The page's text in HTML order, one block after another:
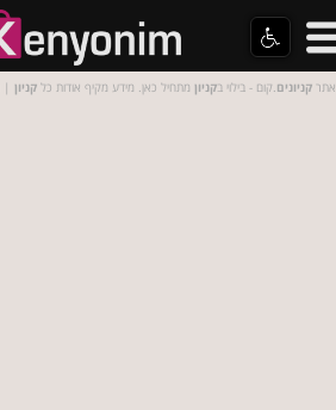
אתר קניונים.קום - בילוי בקניון מתחיל כאן. מידע מקיף אודות כל קניון |